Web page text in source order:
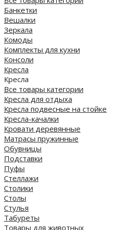
Банкетки
Вешалки
Зеркала
Комоды
Комплекты для кухни
Консоли
Кресла
Кресла
Все товары категории
Кресла для отдыха
Кресла подвесные на стойке
Кресла-качалки
Кровати деревянные
Матрасы пружинные
Обувницы
Подставки
Пуфы
Стеллажи
Столики
Столы
Стулья
Табуреты
Товары для животных